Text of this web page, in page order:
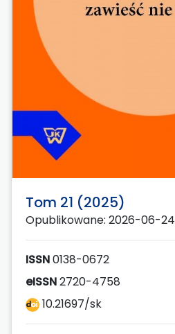
Tom 21 (2025)
Opublikowane: 2026-06-24
ISSN0138-0672
eISSN2720-4758
10.21697/sk